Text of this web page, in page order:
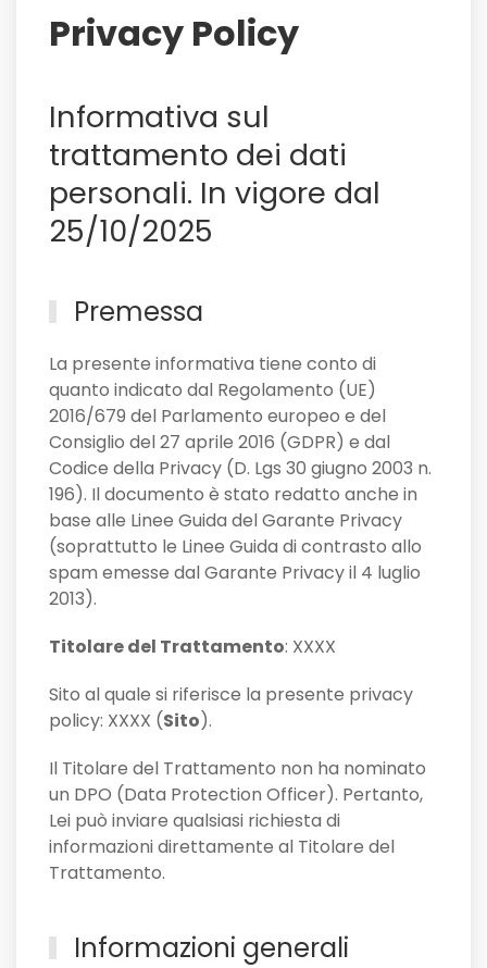
Privacy Policy
Informativa sul
trattamento dei dati
personali. In vigore dal
25/10/2025
Premessa
La presente informativa tiene conto di
quanto indicato dal Regolamento (UE)
2016/679 del Parlamento europeo e del
Consiglio del 27 aprile 2016 (GDPR) e dal
Codice della Privacy (D. Lgs 30 giugno 2003 n.
196). Il documento è stato redatto anche in
base alle Linee Guida del Garante Privacy
(soprattutto le Linee Guida di contrasto allo
spam emesse dal Garante Privacy il 4 luglio
2013).
Titolare del Trattamento: XXXX
Sito al quale si riferisce la presente privacy
policy: XXXX (Sito).
Il Titolare del Trattamento non ha nominato
un DPO (Data Protection Officer). Pertanto,
Lei può inviare qualsiasi richiesta di
informazioni direttamente al Titolare del
Trattamento.
Informazioni generali